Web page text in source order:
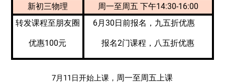
新初三物理
周一至周五 下午14:30-16:00
转发课程至朋友圈
优惠100元
6月30日前报名，九五折优惠
报名2门课程，八五折优惠
7月11日开始上课， 周一至周五上课